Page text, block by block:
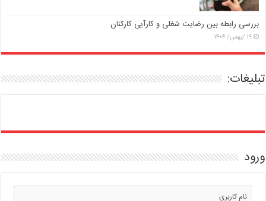
بررسی رابطه بین رضایت شغلی و کارآیی کارکنان
۱۹ /بهمن/ ۱۴۰۴
تبلیغات:
ورود